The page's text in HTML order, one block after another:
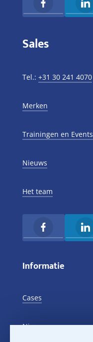
Sales
Tel.: +31 30 241 4070
Merken
Trainingen en Events
Nieuws
Het team
Informatie
Cases
Nieuws